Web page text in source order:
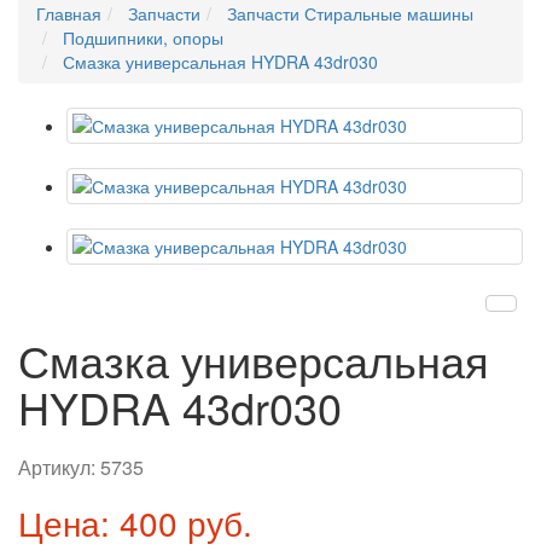
Главная Запчасти
Запчасти Стиральные машины
Подшипники, опоры
Смазка универсальная HYDRA 43dr030
Смазка универсальная
HYDRA 43dr030
Артикул: 5735
Цена: 400 руб.